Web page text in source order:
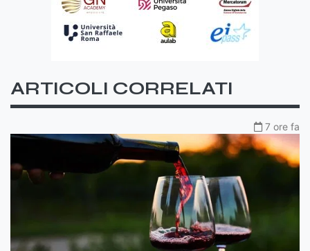
ARTICOLI CORRELATI
7 ore fa